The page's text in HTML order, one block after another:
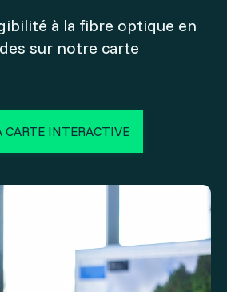
à la fibre optique en
sur notre carte
CARTE INTERACTIVE